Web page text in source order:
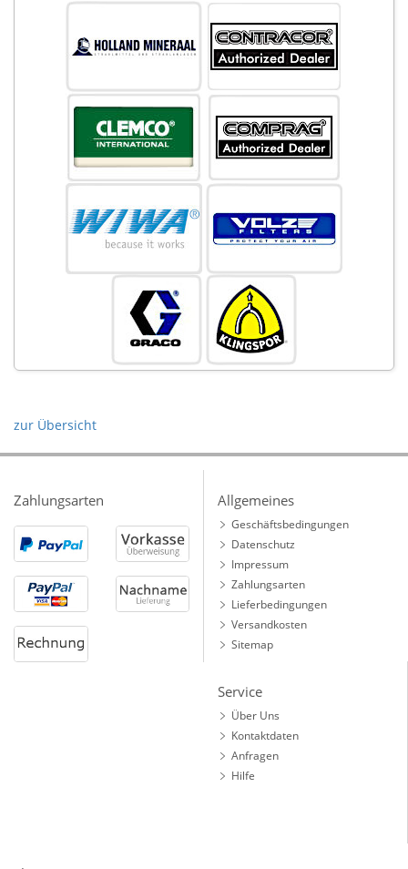
zur Übersicht
Zahlungsarten Allgemeines
Geschäftsbedingungen
Datenschutz
Impressum
Zahlungsarten
Lieferbedingungen
Versandkosten
Sitemap
Service
Über Uns
Kontaktdaten
Anfragen
Hilfe